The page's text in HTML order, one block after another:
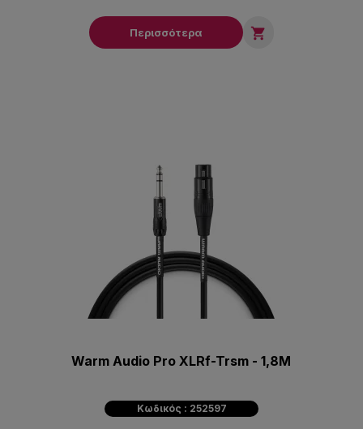
Περισσότερα 
Warm Audio Pro XLRf-Trsm - 1,8M
Κωδικός : 252597